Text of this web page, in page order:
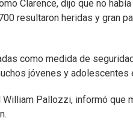
Clarence, dijo que no
resultaron heridas y gran
como medida de
jóvenes y adolescentes
Pallozzi, informó que